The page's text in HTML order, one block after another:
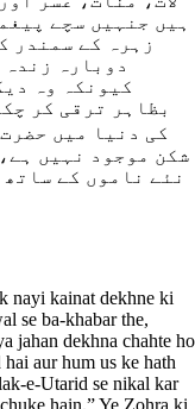
ہیں جنہیں سچے
زہرہ کے سمندر
دوبارہ
کیونکہ وہ
بظاہر ترقی کر
کی دنیا میں
شکن موجود نہیں
نئے ناموں کے
nayi kainat dekhne ki
se ba-khabar the,
jahan dekhna chahte ho
aur hum us ke hath
e-Utarid se nikal kar